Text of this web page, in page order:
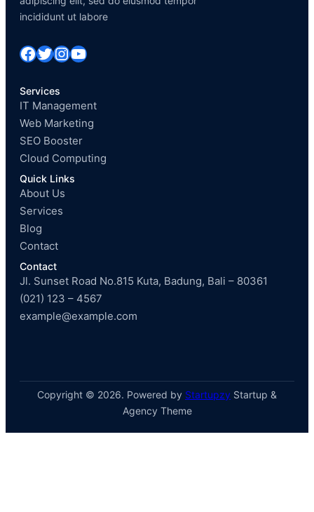
incididunt ut labore
Facebook Twitter InstagramYouTube
Services
IT Management
Web Marketing
SEO Booster
Cloud Computing
Quick Links
About Us
Services
Blog
Contact
Contact
Jl. Sunset Road No.815 Kuta, Badung, Bali – 80361
(021) 123 – 4567
example@example.com
Copyright © 2026. Powered by Startupzy Startup &
Agency Theme